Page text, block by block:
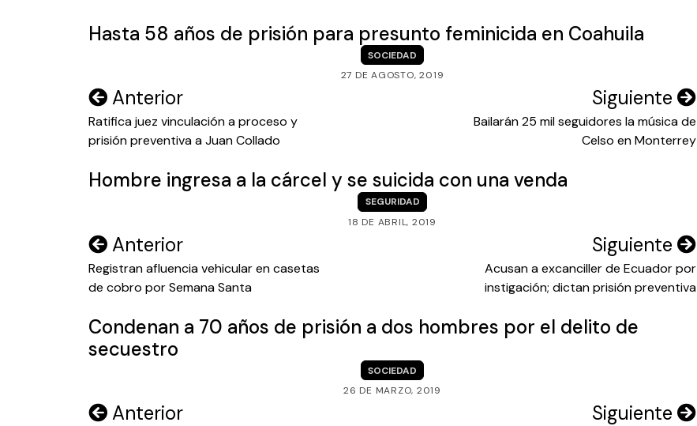
Hasta 58 años de prisión para presunto feminicida en Coahuila
SOCIEDAD
27 DE AGOSTO, 2019
Navegación
de
entradas
Anterior
Ratifica juez vinculación a proceso y
prisión preventiva a Juan Collado
Siguiente
Bailarán 25 mil seguidores la música de
Celso en Monterrey
Hombre ingresa a la cárcel y se suicida con una venda
SEGURIDAD
18 DE ABRIL, 2019
Navegación
de
entradas
Anterior
Registran afluencia vehicular en casetas
de cobro por Semana Santa
Siguiente
Acusan a excanciller de Ecuador por
instigación; dictan prisión preventiva
Condenan a 70 años de prisión a dos hombres por el delito de
secuestro
SOCIEDAD
26 DE MARZO, 2019
Navegación
Anterior Siguiente